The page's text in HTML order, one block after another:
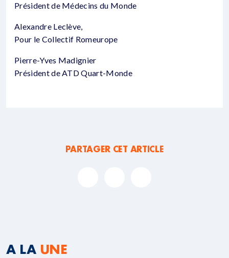
Président de Médecins du Monde
Alexandre Leclève,
Pour le Collectif Romeurope
Pierre-Yves Madignier
Président de ATD Quart-Monde
PARTAGER CET ARTICLE
A LA UNE